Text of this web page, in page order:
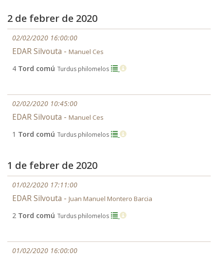
2 de febrer de 2020
02/02/2020 16:00:00
EDAR Silvouta - Manuel Ces
4 Tord comú Turdus philomelos
02/02/2020 10:45:00
EDAR Silvouta - Manuel Ces
1 Tord comú Turdus philomelos
1 de febrer de 2020
01/02/2020 17:11:00
EDAR Silvouta - Juan Manuel Montero Barcia
2 Tord comú Turdus philomelos
01/02/2020 16:00:00